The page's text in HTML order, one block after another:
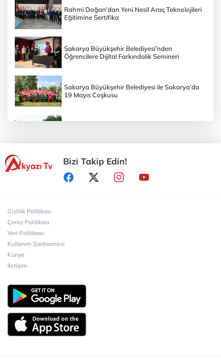
Rahmi Doğan’dan Yeni Nesil Araç Teknolojileri
Eğitimine Sertifika
Sakarya Büyükşehir Belediyesi’nden
Öğrencilere Dijital Farkındalık Semineri
Sakarya Büyükşehir Belediyesi ile Sakarya’da
19 Mayıs Coşkusu
Sakarya Büyükşehir Belediyesi’nden Özel
Gereksinimli Gençlere Güvenli Yaşam
Bizi Takip Edin!
Gizlilik Politikası
Çerez Politikası
Veri Politikası
Kullanım Şartnamesi
Künye
İletişim